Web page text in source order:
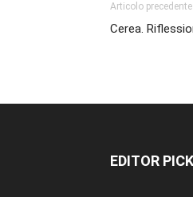
Articolo precedente
Cerea.
EDITOR